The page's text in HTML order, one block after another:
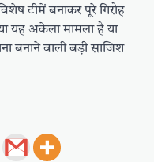
टीमें बनाकर पूरे गिरोह
यह अकेला मामला है या
बनाने वाली बड़ी साजिश